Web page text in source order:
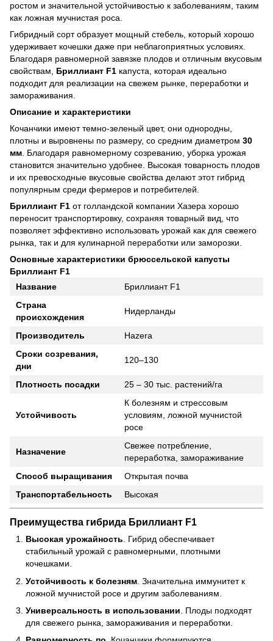
ростом и значительной устойчивостью к заболеваниям, таким
как ложная мучнистая роса.
Гибридный сорт образует мощный стебель, который хорошо
удерживает кочешки даже при неблагоприятных условиях.
Благодаря равномерной завязке плодов и отличным вкусовым
свойствам, Бриллиант F1 капуста, которая идеально
подходит для реализации на свежем рынке, переработки и
замораживания.
Описание и характеристики
Кочанчики имеют темно-зеленый цвет, они однородны,
плотны и выровнены по размеру, со средним диаметром 30
мм. Благодаря равномерному созреванию, уборка урожая
становится значительно удобнее. Высокая товарность плодов
и их превосходные вкусовые свойства делают этот гибрид
популярным среди фермеров и потребителей.
Бриллиант F1 от голландской компании Хазера хорошо
переносит транспортировку, сохраняя товарный вид, что
позволяет эффективно использовать урожай как для свежего
рынка, так и для кулинарной переработки или заморозки.
Основные характеристики брюссельской капусты
Бриллиант F1
Название
Бриллиант F1
Страна
происхождения
Нидерланды
Производитель
Hazera
Сроки созревания,
дни
120–130
Плотность посадки 25 – 30 тыс. растений/га
Устойчивость
К болезням и стрессовым
условиям, ложной мучнистой
росе
Назначение
Свежее потребление,
переработка, замораживание
Способ выращивания
Открытая почва
Транспортабельность
Высокая
Преимущества гибрида Бриллиант F1
Высокая урожайность . Гибрид обеспечивает
стабильный урожай с равномерными, плотными
кочешками.
Устойчивость к болезням . Значительна иммунитет к
ложной мучнистой росе и другим заболеваниям.
Универсальность в использовании . Плоды подходят
для свежего рынка, замораживания и переработки.